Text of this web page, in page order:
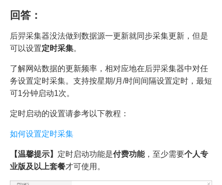
回答：
后羿采集器没法做到数据源一更新就同步采集更新，但是
可以设置定时采集。
了解网站数据的更新频率，相对应地在后羿采集器中对任
务设置定时采集。支持按星期/月/时间间隔设置定时，最短
可1分钟启动1次。
定时启动的设置请参考以下教程：
如何设置定时采集
【温馨提示】 定时启动功能是付费功能，至少需要个人专
业版及以上套餐才可使用。